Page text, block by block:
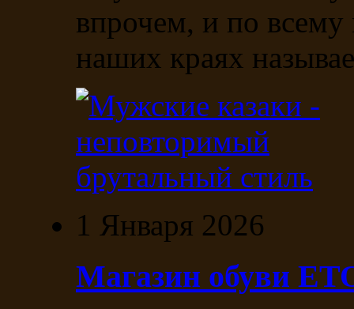
впрочем, и по всему
наших краях
1 Января 2026
Магазин обуви